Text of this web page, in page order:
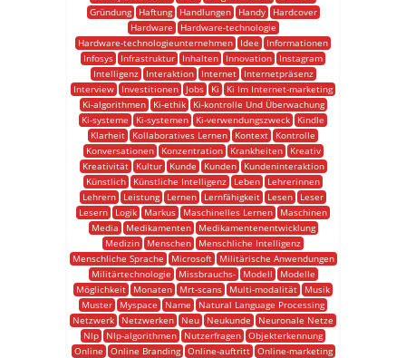
Gründung
Haftung Handlungen Handy
Hardcover
Hardware
Hardware-technologie
Hardware-technologieunternehmen
Idee
Informationen
Infosys
Infrastruktur Inhalten Innovation
Instagram
Intelligenz
Interaktion Internet
Internetpräsenz
Interview
Investitionen Jobs Ki
Ki Im Internet-marketing
Ki-algorithmen
Ki-ethik
Ki-kontrolle Und Überwachung
Ki-systeme
Ki-systemen Ki-verwendungszweck
Kindle
Klarheit
Kollaboratives Lernen Kontext
Kontrolle
Konversationen
Konzentration Krankheiten
Kreativ
Kreativität
Kultur Kunde Kunden
Kundeninteraktion
Künstlich
Künstliche Intelligenz Leben
Lehrerinnen
Lehrern
Leistung Lernen Lernfähigkeit Lesen
Leser
Lesern
Logik Markus Maschinelles Lernen
Maschinen
Media
Medikamenten
Medikamentenentwicklung
Medizin
Menschen
Menschliche Intelligenz
Menschliche Sprache
Microsoft
Militärische Anwendungen
Militärtechnologie
Missbrauchs- Modell
Modelle
Möglichkeit
Monaten Mrt-scans Multi-modalität
Musik
Muster
Myspace Name
Natural Language Processing
Netzwerk
Netzwerken Neu Neukunde
Neuronale Netze
Nlp
Nlp-algorithmen Nutzerfragen Objekterkennung
Online
Online Branding Online-auftritt
Online-marketing